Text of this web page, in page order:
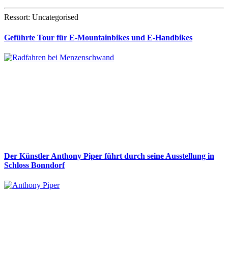
Ressort: Uncategorised
Geführte Tour für E-Mountainbikes und E-Handbikes
Der Künstler Anthony Piper führt durch seine Ausstellung in
Schloss Bonndorf